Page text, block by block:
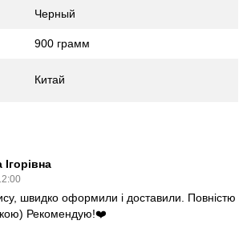
Черный
900 грамм
Китай
швидко оформили і доставили. Повністю
Рекомендую!❤️